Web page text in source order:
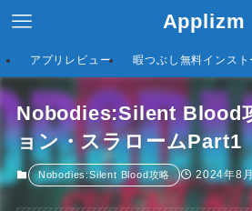
Applizm
アプリレビュー 暇つぶし無料インス
Nobodies:Silent Blood
ョン・スラロームPart1
Nobodies:Silent Blood攻略 2024年8